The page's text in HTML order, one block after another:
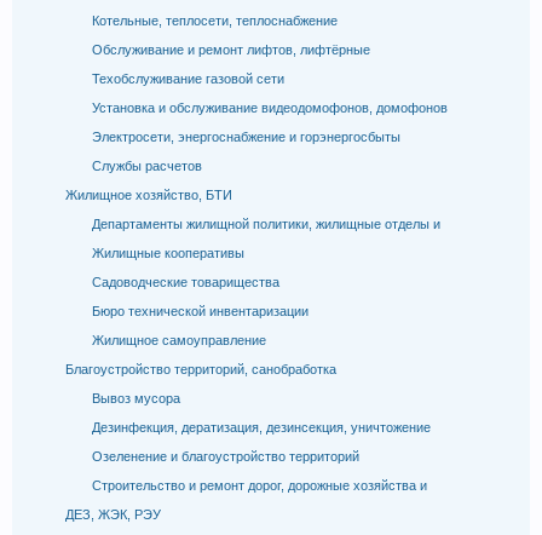
Котельные, теплосети, теплоснабжение
Обслуживание и ремонт лифтов, лифтёрные
Техобслуживание газовой сети
Установка и обслуживание видеодомофонов, домофонов
Электросети, энергоснабжение и горэнергосбыты
Службы расчетов
Жилищное хозяйство, БТИ
Департаменты жилищной политики, жилищные отделы и
Жилищные кооперативы
Садоводческие товарищества
Бюро технической инвентаризации
Жилищное самоуправление
Благоустройство территорий, санобработка
Вывоз мусора
Дезинфекция, дератизация, дезинсекция, уничтожение
Озеленение и благоустройство территорий
Строительство и ремонт дорог, дорожные хозяйства и
ДЕЗ, ЖЭК, РЭУ